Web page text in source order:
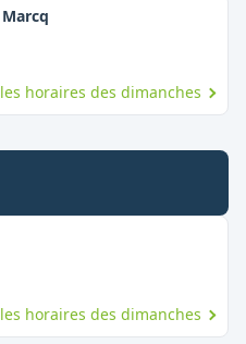
,
horaires des dimanches
horaires des dimanches